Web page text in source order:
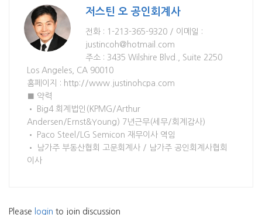
저스틴 오 공인회계사
전화 : 1-213-365-9320 / 이메일 :
justincoh@hotmail.com
주소 : 3435 Wilshire Blvd., Suite 2250
Los Angeles, CA 90010
홈페이지 : http://www.justinohcpa.com
■ 약력
• Big4 회계법인(KPMG/Arthur
Andersen/Ernst&Young) 7년근무(세무/회계감사)
• Paco Steel/LG Semicon 재무이사 역임
• 남가주 부동산협회 고문회계사 / 남가주 공인회계사협회
이사
Please login to join discussion